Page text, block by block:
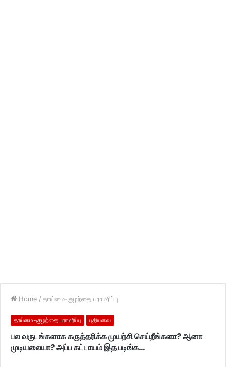
Home / தாய்மை-குழந்தை பராமரிப்பு
தாய்மை-குழந்தை பராமரிப்பு புதியவை
பல வருடங்களாக கருத்தரிக்க முயற்சி செய்றீங்களா? ஆனா
முடியலையா? அப்ப கட்டாயம் இத படிங்க…